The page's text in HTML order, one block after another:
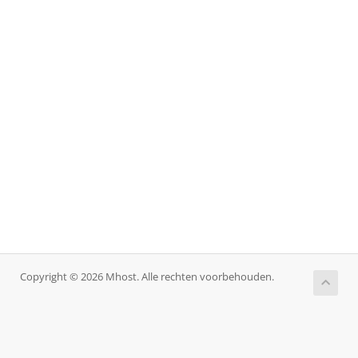
Copyright © 2026 Mhost. Alle rechten voorbehouden.